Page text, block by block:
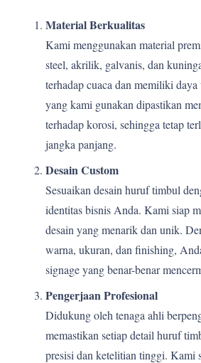
Material Berkualitas
Kami menggunakan material
steel, akrilik, galvanis, dan
terhadap cuaca dan memiliki
yang kami gunakan dipastikan
terhadap korosi, sehingga tetap
jangka panjang.
Desain Custom
Sesuaikan desain huruf timbul
identitas bisnis Anda. Kami siap
desain yang menarik dan unik.
warna, ukuran, dan finishing,
signage yang benar-benar
Pengerjaan Profesional
Didukung oleh tenaga ahli
memastikan setiap detail huruf
presisi dan ketelitian tinggi. Kami